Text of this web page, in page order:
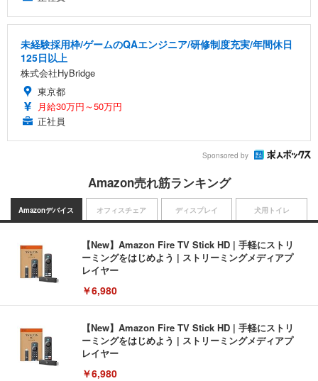
未経験採用枠/ゲームのQAエンジニア/研修制度充実/年間休日
125日以上
株式会社HyBridge
東京都
月給30万円～50万円
正社員
Sponsored by
Amazon売れ筋ランキング
Amazonデバイス
【New】Amazon Fire TV Stick HD | 手軽にストリ
ーミングをはじめよう | ストリーミングメディアプ
レイヤー
￥6,980
【New】Amazon Fire TV Stick HD | 手軽にストリ
ーミングをはじめよう | ストリーミングメディアプ
レイヤー
￥6,980
オフィスチェア ディスプレイ 犬用トイレ